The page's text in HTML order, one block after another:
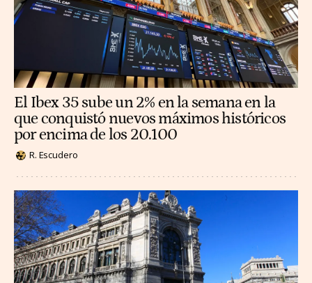
El Ibex 35 sube un 2% en la semana en la
que conquistó nuevos máximos históricos
por encima de los 20.100
R. Escudero